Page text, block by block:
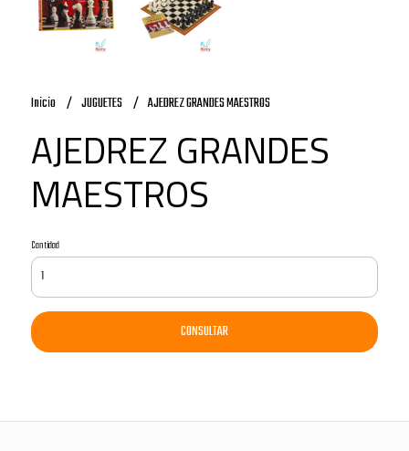
Inicio JUGUETES AJEDREZ GRANDES MAESTROS
AJEDREZ GRANDES
MAESTROS
Cantidad
CONSULTAR